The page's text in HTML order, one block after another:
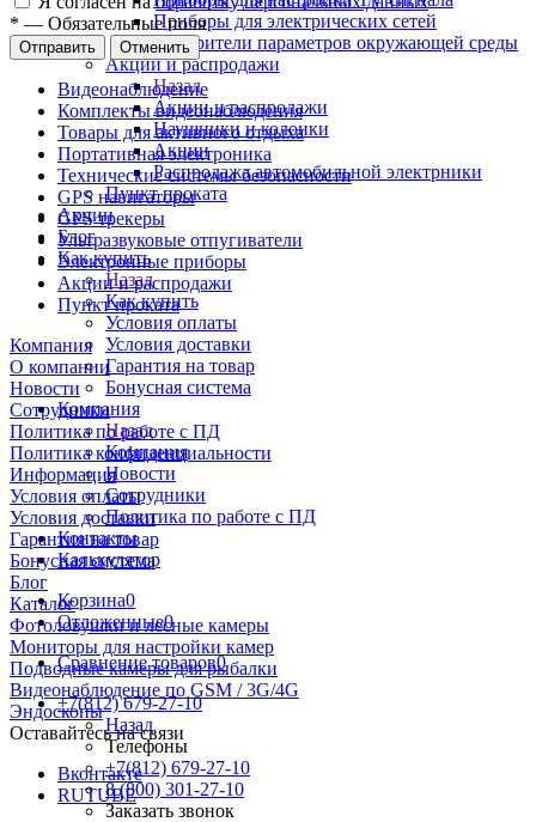
Приборы для электрических сетей
Измерители параметров окружающей среды
Акции и распродажи
Назад
Акции и распродажи
Наушники и колонки
Акции
Распродажа автомобильной электрники
Пункт проката
Акции
Блог
Как купить
Назад
Как купить
Условия оплаты
Условия доставки
Гарантия на товар
Бонусная система
Компания
Назад
Компания
Новости
Сотрудники
Политика по работе с ПД
Контакты
Калькулятор
Корзина0
Отложенные0
Сравнение товаров0
+7(812) 679-27-10
Назад
Телефоны
+7(812) 679-27-10
8 (800) 301-27-10
Заказать звонок
* — Обязательные поля
Отправить Отменить
Видеонаблюдение
Комплекты видеонаблюдения
Товары для активного отдыха
Портативная электроника
Технические системы безопасности
GPS навигаторы
GPS трекеры
Ультразвуковые отпугиватели
Электронные приборы
Акции и распродажи
Пункт проката
Компания
О компании
Новости
Сотрудники
Политика по работе с ПД
Политика конфиденциальности
Информация
Условия оплаты
Условия доставки
Гарантия на товар
Бонусная система
Блог
Каталог
Фотоловушки и лесные камеры
Мониторы для настройки камер
Подводные камеры для рыбалки
Видеонаблюдение по GSM / 3G/4G
Эндоскопы
Оставайтесь на связи
Вконтакте
RUTUBE